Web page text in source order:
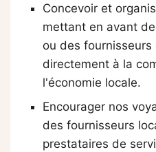
Concevoir et
mettant en avant
ou des
directement à la
l'économie locale.
Encourager nos
des fournisseurs
prestataires de